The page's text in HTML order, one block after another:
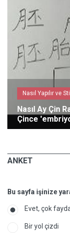
Nasıl Yapılır ve Stil
Nasıl Ay Çin
Çince
ANKET
Bu sayfa işinize
Evet, çok
Bir yol çizdi